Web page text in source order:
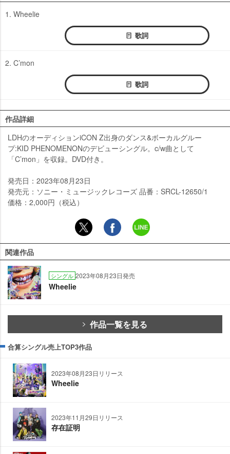
1. Wheelie
歌詞
2. C’mon
歌詞
作品詳細
LDHのオーディションiCON Z出身のダンス&ボーカルグルー
プ:KID PHENOMENONのデビューシングル。c/w曲として
「C’mon」を収録。DVD付き。
発売日：2023年08月23日
発売元：ソニー・ミュージックレコーズ 品番：SRCL-12650/1
価格：2,000円（税込）
関連作品
シングル 2023年08月23日発売
Wheelie
作品一覧を見る
合算シングル売上TOP3作品
2023年08月23日リリース
Wheelie
2023年11月29日リリース
存在証明